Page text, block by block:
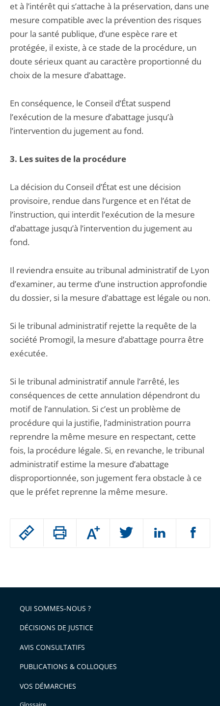
Passer
arriver
après
Augmenter
ou
l'article
pour
avant
et à l’intérêt qui s’attache à la préservation, dans une
mesure compatible avec la prévention des risques
pour la santé publique, d’une espèce rare et
protégée, il existe, à ce stade de la procédure, un
doute sérieux quant au caractère proportionné du
choix de la mesure d’abattage.
En conséquence, le Conseil d’État suspend
l’exécution de la mesure d’abattage jusqu’à
l’intervention du jugement au fond.
3. Les suites de la procédure
La décision du Conseil d’État est une décision
provisoire, rendue dans l’urgence et en l’état de
l’instruction, qui interdit l’exécution de la mesure
d’abattage jusqu’à l’intervention du jugement au
fond.
Il reviendra ensuite au tribunal administratif de Lyon
d’examiner, au terme d’une instruction approfondie
du dossier, si la mesure d’abattage est légale ou non.
Si le tribunal administratif rejette la requête de la
société Promogil, la mesure d’abattage pourra être
exécutée.
Si le tribunal administratif annule l’arrêté, les
conséquences de cette annulation dépendront du
motif de l’annulation. Si c’est un problème de
procédure qui la justifie, l’administration pourra
reprendre la même mesure en respectant, cette
fois, la procédure légale. Si, en revanche, le tribunal
administratif estime la mesure d’abattage
disproportionnée, son jugement fera obstacle à ce
que le préfet reprenne la même mesure.
QUI SOMMES-NOUS ?
DÉCISIONS DE JUSTICE
AVIS CONSULTATIFS
PUBLICATIONS & COLLOQUES
VOS DÉMARCHES